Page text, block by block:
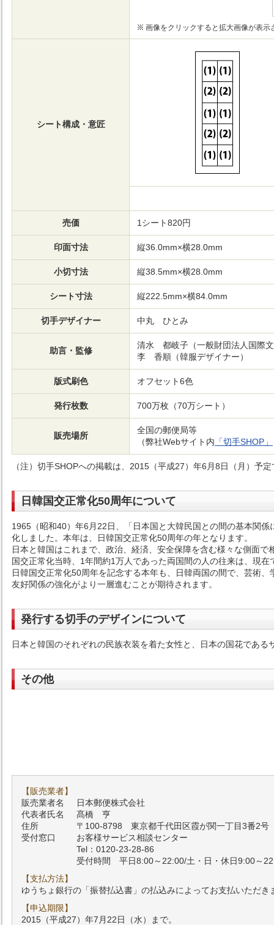
画像をクリックすると拡大画像が表示
シート構成・意匠
売価 1シート820円
印面寸法 縦36.0mm×横28.0mm
小切寸法 縦38.5mm×横28.0mm
シート寸法 縦222.5mm×横84.0mm
切手デザイナー 中丸 ひとみ
助言・監修
清水 都岐子（一般財団法人国際
李 香順（韓服デザイナー）
版式刷色 オフセット6色
発行枚数 700万枚（70万シート）
販売場所
全国の郵便局等
（弊社Webサイト内 「切手SHOP」
（注）切手SHOPへの掲載は、2015（平成27）年6月8日（月）予定
日韓国交正常化50周年について
1965（昭和40）年6月22日、「日本国と大韓民国との間の基本関
化しました。本年は、日韓国交正常化50周年の年となります。
日本と韓国はこれまで、政治、経済、安全保障を含む様々な側面
国交正常化当時、1年間約1万人であった両国間の人の往来は、現
日韓国交正常化50周年を記念する本年も、日韓両国の間で、芸術
友好関係の強化がより一層進むことが期待されます。
発行する切手のデザインについて
日本と韓国のそれぞれの民族衣装を着た女性と、日本の国花であ
その他
【販売業者】
販売業者名
日本郵便株式会社
代表者氏名
髙橋 亨
住所
〒100-8798 東京都千代田区霞が関一丁目3番2号
受付窓口
お客様サービス相談センター
Tel：0120-23-28-86
受付時間 平日8:00～22:00/土・日・休日9:00～
【支払方法】
ゆうちょ銀行の「振替払込書」の払込みによってお支払いただき
【申込期限】
2015（平成27）年7月22日（水）まで。